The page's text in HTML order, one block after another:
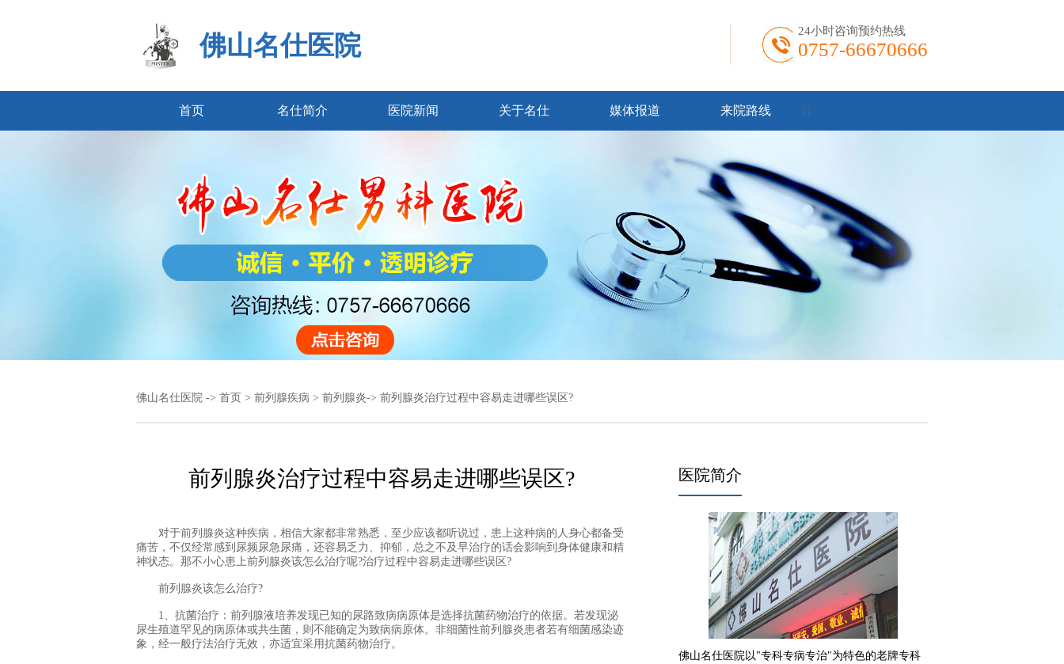
佛山名仕医院 24小时咨询预约热线
0757-66670666
首页 名仕简介 医院新闻 关于名仕 } }
媒体报道 来院路线
佛山名仕医院 -> 首页 > 前列腺疾病 > 前列腺炎-> 前列腺炎治疗过程中容易走进哪些误区?
前列腺炎治疗过程中容易走进哪些误区?
对于前列腺炎这种疾病，相信大家都非常熟悉，至少应该都听说过，患上这种病的人身心都备受
痛苦，不仅经常感到尿频尿急尿痛，还容易乏力、抑郁，总之不及早治疗的话会影响到身体健康和精
神状态。那不小心患上前列腺炎该怎么治疗呢?治疗过程中容易走进哪些误区?
前列腺炎该怎么治疗?
1、抗菌治疗：前列腺液培养发现已知的尿路致病病原体是选择抗菌药物治疗的依据。若发现泌
尿生殖道罕见的病原体或共生菌，则不能确定为致病病原体。非细菌性前列腺炎患者若有细菌感染迹
象，经一般疗法治疗无效，亦适宜采用抗菌药物治疗。
医院简介
佛山名仕医院以"专科专病专治"为特色的老牌专科